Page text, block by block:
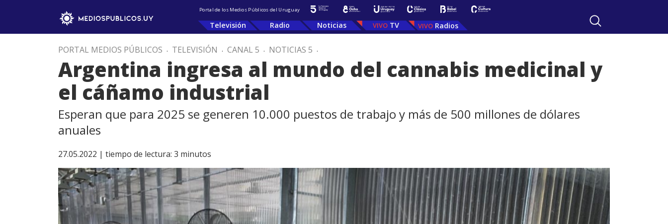
Portal de los Medios Públicos del Uruguay
Televisión Radio Noticias TV Radios
PORTAL MEDIOS PÚBLICOS . TELEVISIÓN . CANAL 5 . NOTICIAS 5 .
Argentina ingresa al mundo del cannabis medicinal y
el cáñamo industrial
Esperan que para 2025 se generen 10.000 puestos de trabajo y más de 500 millones de dólares
anuales
27.05.2022 | tiempo de lectura: 3 minutos